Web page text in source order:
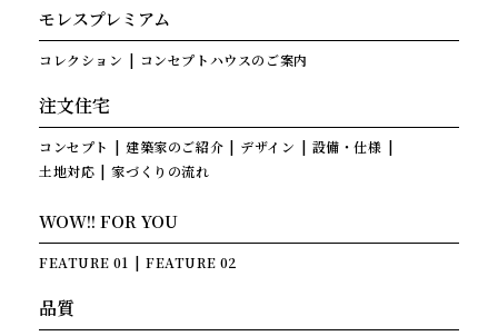
モレスプレミアム
コレクション コンセプトハウスのご案内
注文住宅
コンセプト 建築家のご紹介 デザイン
設備・仕様
土地対応
家づくりの流れ
WOW!! FOR YOU
FEATURE 01 FEATURE 02
品質